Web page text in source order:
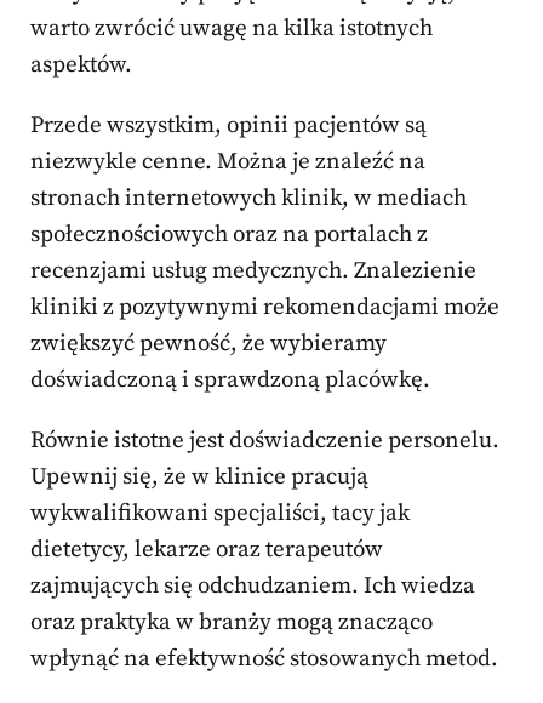
warto zwrócić uwagę na kilka istotnych
aspektów.
Przede wszystkim, opinii pacjentów są
niezwykle cenne. Można je znaleźć na
stronach internetowych klinik, w mediach
społecznościowych oraz na portalach z
recenzjami usług medycznych. Znalezienie
kliniki z pozytywnymi rekomendacjami może
zwiększyć pewność, że wybieramy
doświadczoną i sprawdzoną placówkę.
Równie istotne jest doświadczenie personelu.
Upewnij się, że w klinice pracują
wykwalifikowani specjaliści, tacy jak
dietetycy, lekarze oraz terapeutów
zajmujących się odchudzaniem. Ich wiedza
oraz praktyka w branży mogą znacząco
wpłynąć na efektywność stosowanych metod.